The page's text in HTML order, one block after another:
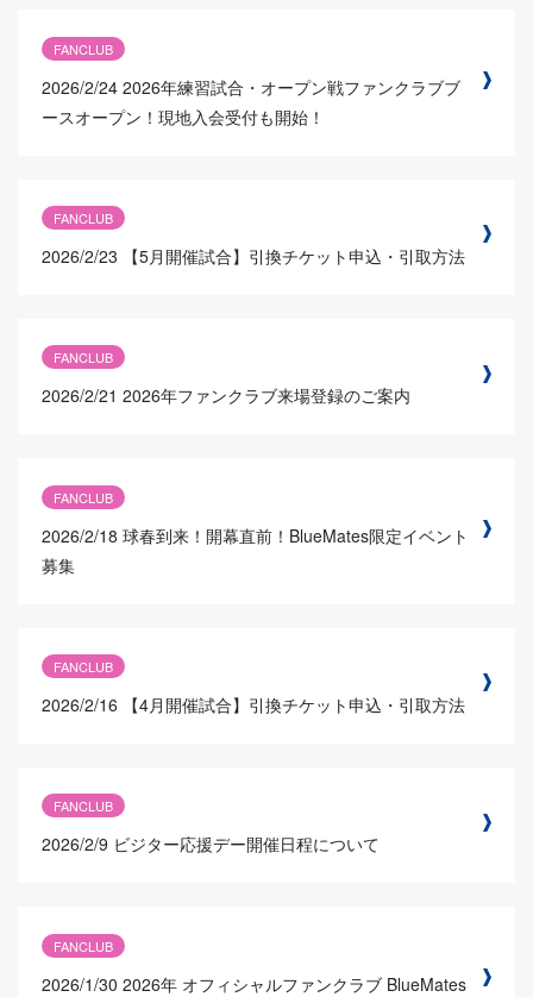
FANCLUB
2026/2/24 2026年練習試合・オープン戦ファンクラブブ
ースオープン！現地入会受付も開始！
FANCLUB
2026/2/23 【5月開催試合】引換チケット申込・引取方法
FANCLUB
2026/2/21 2026年ファンクラブ来場登録のご案内
FANCLUB
2026/2/18 球春到来！開幕直前！BlueMates限定イベント
募集
FANCLUB
2026/2/16 【4月開催試合】引換チケット申込・引取方法
FANCLUB
2026/2/9 ビジター応援デー開催日程について
FANCLUB
2026/1/30 2026年 オフィシャルファンクラブ BlueMates